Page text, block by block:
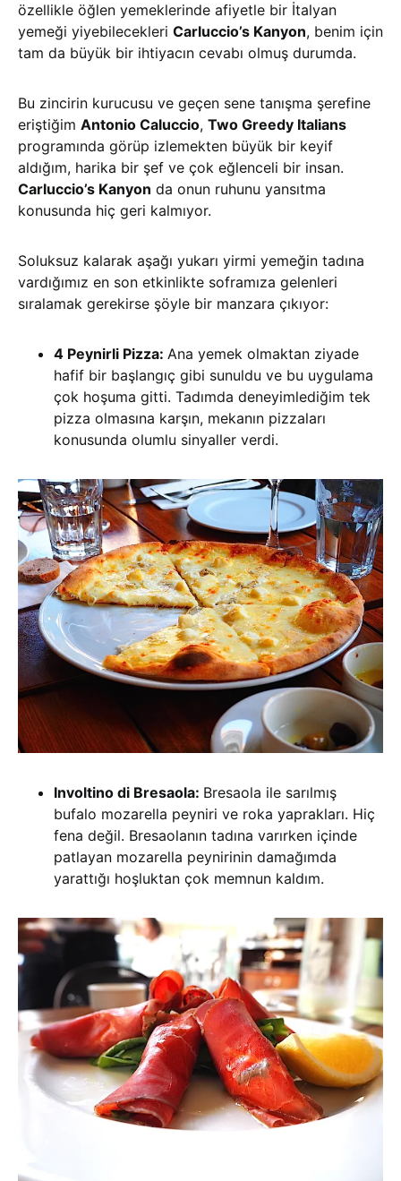
özellikle öğlen yemeklerinde afiyetle bir İtalyan
yemeği yiyebilecekleri Carluccio’s Kanyon, benim için
tam da büyük bir ihtiyacın cevabı olmuş durumda.
Bu zincirin kurucusu ve geçen sene tanışma şerefine
eriştiğim Antonio Caluccio, Two Greedy Italians
programında görüp izlemekten büyük bir keyif
aldığım, harika bir şef ve çok eğlenceli bir insan.
Carluccio’s Kanyon da onun ruhunu yansıtma
konusunda hiç geri kalmıyor.
Soluksuz kalarak aşağı yukarı yirmi yemeğin tadına
vardığımız en son etkinlikte soframıza gelenleri
sıralamak gerekirse şöyle bir manzara çıkıyor:
4 Peynirli Pizza: Ana yemek olmaktan ziyade
hafif bir başlangıç gibi sunuldu ve bu uygulama
çok hoşuma gitti. Tadımda deneyimlediğim tek
pizza olmasına karşın, mekanın pizzaları
konusunda olumlu sinyaller verdi.
Involtino di Bresaola: Bresaola ile sarılmış
bufalo mozarella peyniri ve roka yaprakları. Hiç
fena değil. Bresaolanın tadına varırken içinde
patlayan mozarella peynirinin damağımda
yarattığı hoşluktan çok memnun kaldım.